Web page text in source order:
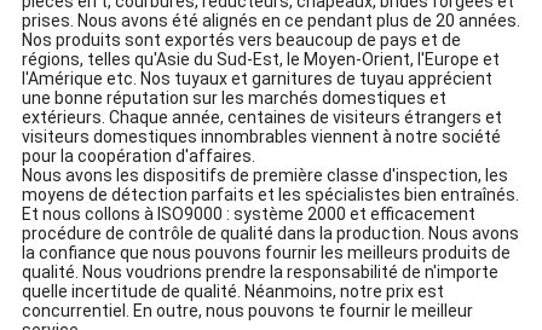
prises. Nous avons été alignés en ce pendant plus de 20 années.
Nos produits sont exportés vers beaucoup de pays et de
régions, telles qu'Asie du Sud-Est, le Moyen-Orient, l'Europe et
l'Amérique etc. Nos tuyaux et garnitures de tuyau apprécient
une bonne réputation sur les marchés domestiques et
extérieurs. Chaque année, centaines de visiteurs étrangers et
visiteurs domestiques innombrables viennent à notre société
pour la coopération d'affaires.
Nous avons les dispositifs de première classe d'inspection, les
moyens de détection parfaits et les spécialistes bien entraînés.
Et nous collons à ISO9000 : système 2000 et efficacement
procédure de contrôle de qualité dans la production. Nous avons
la confiance que nous pouvons fournir les meilleurs produits de
qualité. Nous voudrions prendre la responsabilité de n'importe
quelle incertitude de qualité. Néanmoins, notre prix est
concurrentiel. En outre, nous pouvons te fournir le meilleur